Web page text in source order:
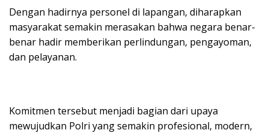
Dengan hadirnya personel di lapangan, diharapkan
masyarakat semakin merasakan bahwa negara benar-
benar hadir memberikan perlindungan, pengayoman,
dan pelayanan.
Komitmen tersebut menjadi bagian dari upaya
mewujudkan Polri yang semakin profesional, modern,